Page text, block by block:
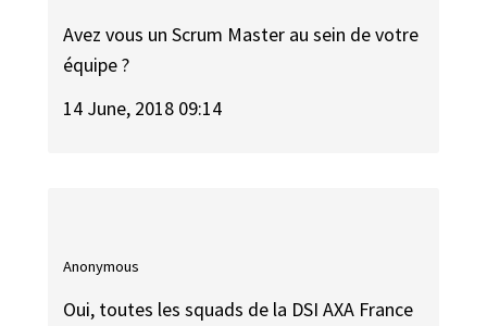
Avez vous un Scrum Master au sein de votre
équipe ?
14 June, 2018 09:14
Anonymous
Oui, toutes les squads de la DSI AXA France